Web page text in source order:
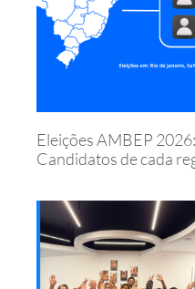
Eleições AMBEP
Candidatos de cada